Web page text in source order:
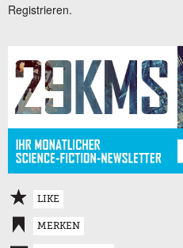
Registrieren.
LIKE
MERKEN